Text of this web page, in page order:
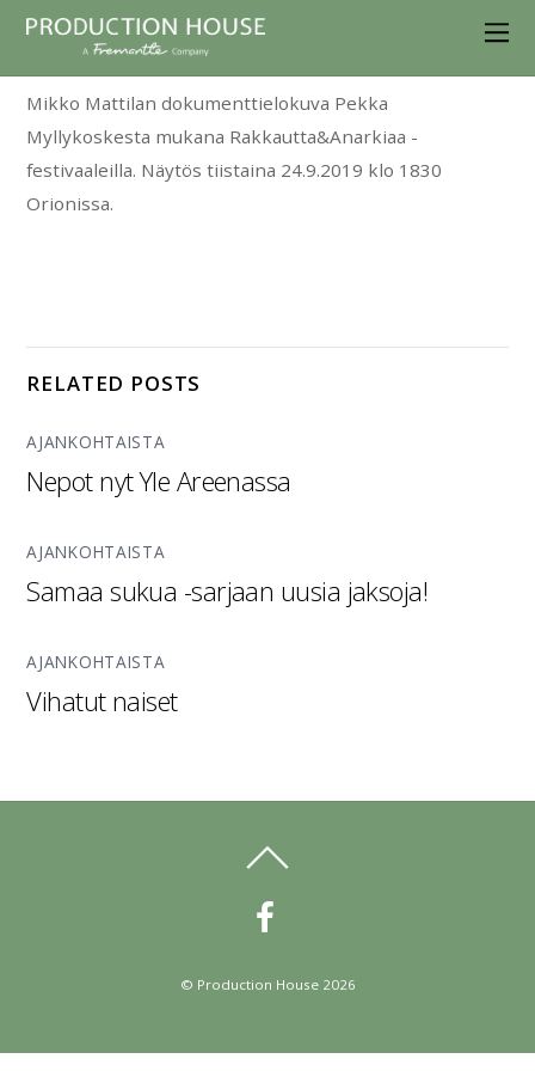
Mikko Mattilan dokumenttielokuva Pekka
Myllykoskesta mukana Rakkautta&Anarkiaa -
festivaaleilla. Näytös tiistaina 24.9.2019 klo 1830
Orionissa.
RELATED POSTS
AJANKOHTAISTA
Nepot nyt Yle Areenassa
AJANKOHTAISTA
Samaa sukua -sarjaan uusia jaksoja!
AJANKOHTAISTA
Vihatut naiset
© Production House2026